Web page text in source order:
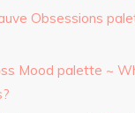
Obsessions
Mood palette ~